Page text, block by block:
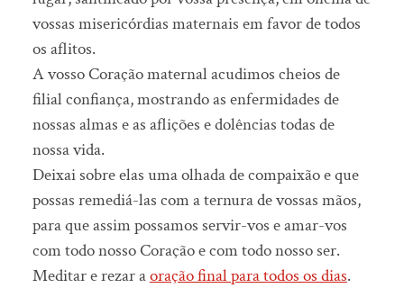
vossas misericórdias maternais em favor de todos
os aflitos.
A vosso Coração maternal acudimos cheios de
filial confiança, mostrando as enfermidades de
nossas almas e as aflições e dolências todas de
nossa vida.
Deixai sobre elas uma olhada de compaixão e que
possas remediá-las com a ternura de vossas mãos,
para que assim possamos servir-vos e amar-vos
com todo nosso Coração e com todo nosso ser.
Meditar e rezar aoração final para todos os dias.